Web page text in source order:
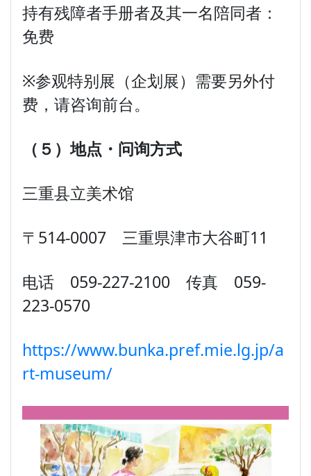
持有残障者手册者及其一名陪同者：
免费
※参观特别展（企划展）需要另外付
费，请咨询前台。
（５）地点 ・ 问询方式
三重县立美术馆
〒514-0007 三重県津市大谷町11
电话 059-227-2100 传真 059-
223-0570
https://www.bunka.pref.mie.lg.jp/a
rt-museum/